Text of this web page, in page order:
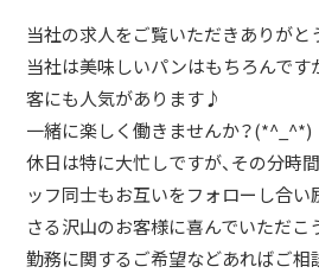
当社の求人をご覧いただきありがと
当社は美味しいパンはもちろんです
客にも人気があります♪
一緒に楽しく働きませんか？(*^_^*)
休日は特に大忙しですが、その分時
ッフ同士もお互いをフォローし合い
さる沢山のお客様に喜んでいただこ
勤務に関するご希望などあればご相